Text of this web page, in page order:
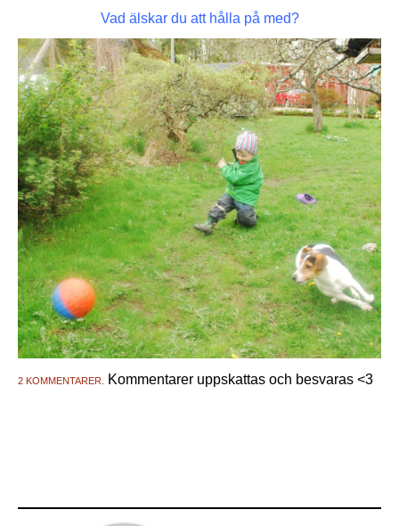
Vad älskar du att hålla på med?
2 KOMMENTARER. Kommentarer uppskattas och besvaras <3